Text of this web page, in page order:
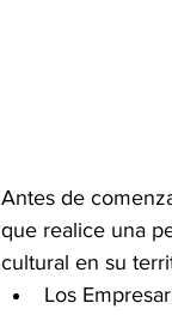
Antes de
que realice una
cultural en su
Los